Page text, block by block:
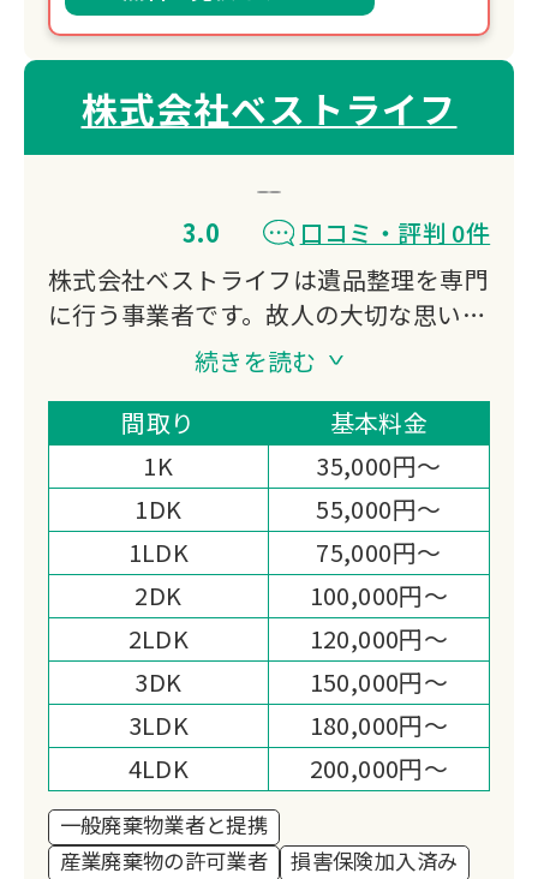
株式会社ベストライフ
3.0
口コミ・評判 0件
株式会社ベストライフは遺品整理を専門
に行う事業者です。故人の大切な思い出
の品々を丁寧に扱いながら、遺族の方々
に寄り添ったサービスを提供。不用品の
処分から貴重品の仕分けまで、遺品整理
に関わる様々な作業をトータルでサポー
トいたします。
続きを読む
間取り
基本料金
1K
35,000円～
1DK
55,000円～
1LDK
75,000円～
2DK
100,000円～
2LDK
120,000円～
3DK
150,000円～
3LDK
180,000円～
4LDK
200,000円～
一般廃棄物業者と提携
産業廃棄物の許可業者
損害保険加入済み